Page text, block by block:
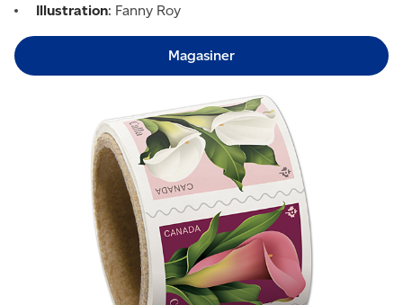
Illustration: Fanny Roy
Magasiner